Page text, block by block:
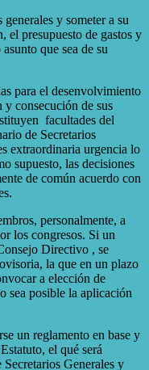
y someter a su
el presupuesto de gastos y
que sea de su
para el desenvolvimiento
y consecución de sus
facultades del
de Secretarios
extraordinaria urgencia lo
supuesto, las decisiones
de común acuerdo con
personalmente, a
los congresos. Si un
Directivo , se
la que en un plazo
a elección de
sea posible la aplicación
un reglamento en base y
el qué será
Generales y